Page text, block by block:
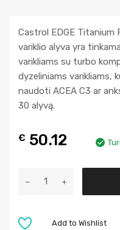
Castrol EDGE Titanium
variklio alyva yra
varikliams su turbo
dyzeliniams varikliams,
naudoti ACEA C3 ar
30 alyvą.
€ 50.12
Add to Wishlist